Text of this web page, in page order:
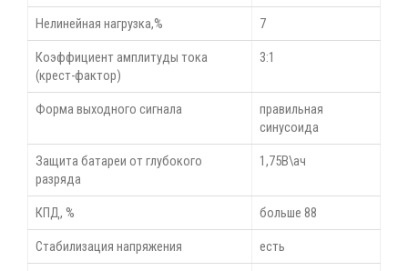
Нелинейная нагрузка,% 7
Коэффициент амплитуды тока
(крест-фактор)
3:1
Форма выходного сигнала
правильная
синусоида
Защита батареи от глубокого
разряда
1,75В\ач
КПД, % больше 88
Стабилизация напряжения есть